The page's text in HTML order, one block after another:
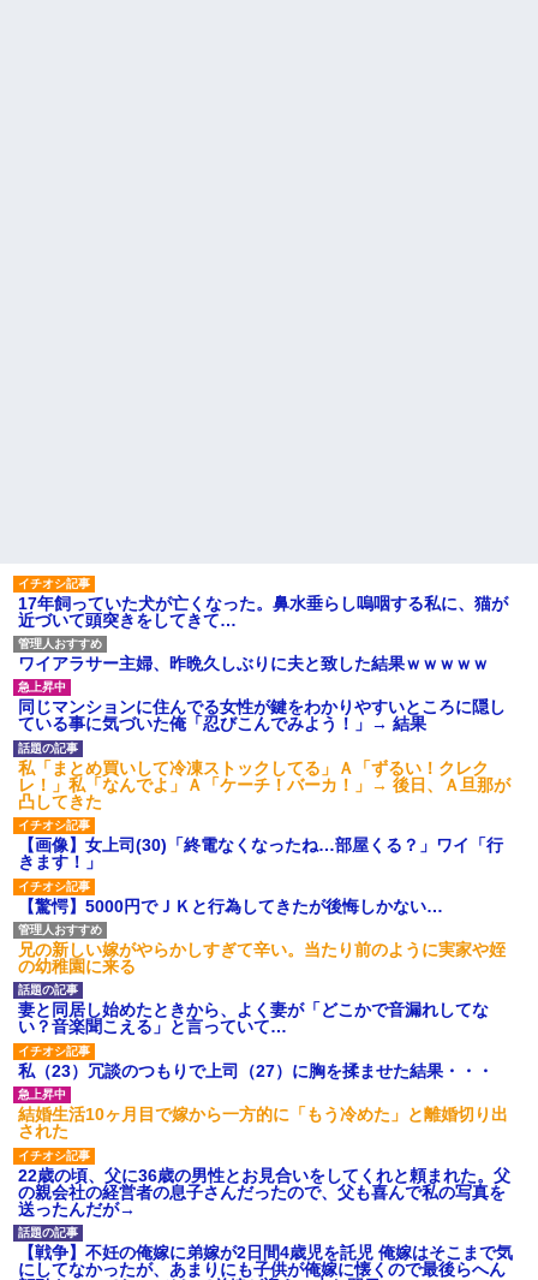
私「初めて飲む味だけどなん
のお茶？」彼「ちっ！」私「」
【GIF】JSのカンチョーワロ
タ
後続車にクラクションを鳴ら
され彼氏が逆切れ。「何クラク
ション鳴らしてんだ！降りてこ
いよ！」と怒鳴りだし...
【衝撃】報酬100万円超の治験
募集がこちらｗｗｗｗｗ(※画像
あり)
【ネット騒然】惨殺されたタ
ワマン頂き女子のこの動画、す
げえええええｗｗｗｗｗｗｗｗ
ｗｗｗ
【愕然】白のクラウン俺氏、
高速道路左車線を制限速度で走
った結果wwwwwwwwwwww
百年の恋12-899 食べた量を
張り合ってくる
【悲報】佐藤輝明・・・２軍
でも盛大にやらかす←あまり悲
しませないでくれ
先生から電話があったんだけ
に残ってしまった
みたよ
17年飼っていた犬が亡くなった。鼻水垂らし嗚咽する私に、猫が
近づいて頭突きをしてきて…
ワイアラサー主婦、昨晩久しぶりに夫と致した結果ｗｗｗｗｗ
同じマンションに住んでる女性が鍵をわかりやすいところに隠し
ている事に気づいた俺「忍びこんでみよう！」→ 結果
私「まとめ買いして冷凍ストックしてる」Ａ「ずるい！クレク
レ！」私「なんでよ」Ａ「ケーチ！バーカ！」→ 後日、Ａ旦那が
凸してきた
【画像】女上司(30)「終電なくなったね…部屋くる？」ワイ「行
きます！」
【驚愕】5000円でＪＫと行為してきたが後悔しかない…
兄の新しい嫁がやらかしすぎて辛い。当たり前のように実家や姪
の幼稚園に来る
妻と同居し始めたときから、よく妻が「どこかで音漏れしてな
い？音楽聞こえる」と言っていて…
私（23）冗談のつもりで上司（27）に胸を揉ませた結果・・・
結婚生活10ヶ月目で嫁から一方的に「もう冷めた」と離婚切り出
された
22歳の頃、父に36歳の男性とお見合いをしてくれと頼まれた。父
の親会社の経営者の息子さんだったので、父も喜んで私の写真を
送ったんだが→
【戦争】不妊の俺嫁に弟嫁が2日間4歳児を託児 俺嫁はそこまで気
にしてなかったが、あまりにも子供が俺嫁に懐くので最後らへん